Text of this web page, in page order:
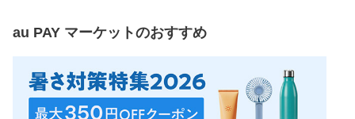
au PAY マーケットのおすすめ